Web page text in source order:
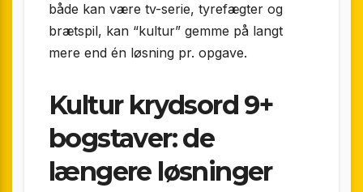
både kan være tv-serie, tyrefægter og
brætspil, kan “kultur” gemme på langt
mere end én løsning pr. opgave.
Kultur krydsord 9+
bogstaver: de
længere løsninger